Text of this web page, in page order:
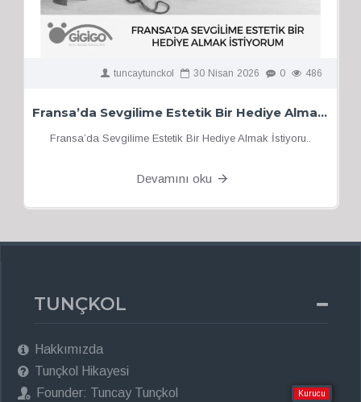
tuncaytunckol 30 Nisan 2026 0 486
Fransa’da Sevgilime Estetik Bir Hediye Almak İstiyorum
Fransa’da Sevgilime Estetik Bir Hediye Almak İstiyoru..
Devamını oku
TUNÇKOL
Hakkımızda
Tunçkol Hikayesi
Founder: Tuncay Tunçkol
Kurucu